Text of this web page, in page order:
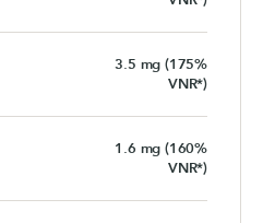
3.5 mg (175%
VNR*)
1.6 mg (160%
VNR*)